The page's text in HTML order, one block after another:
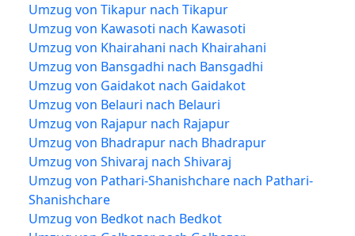
Umzug von Tikapur nach Tikapur
Umzug von Kawasoti nach Kawasoti
Umzug von Khairahani nach Khairahani
Umzug von Bansgadhi nach Bansgadhi
Umzug von Gaidakot nach Gaidakot
Umzug von Belauri nach Belauri
Umzug von Rajapur nach Rajapur
Umzug von Bhadrapur nach Bhadrapur
Umzug von Shivaraj nach Shivaraj
Umzug von Pathari-Shanishchare nach Pathari-
Shanishchare
Umzug von Bedkot nach Bedkot